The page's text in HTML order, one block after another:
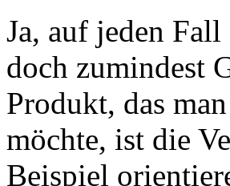
Ja, auf jeden
doch zumindest
Produkt, das
möchte, ist die
Beispiel